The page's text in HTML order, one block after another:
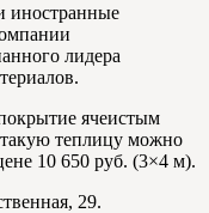
иностранные
лидера
ячеистым
теплицу можно
10 650 руб. (3×4 м).
29.